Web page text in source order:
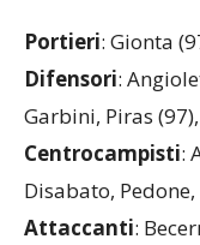
Portieri: Gionta
Difensori:
Garbini, Piras
Centrocampisti:
Disabato, Pedone,
Attaccanti: